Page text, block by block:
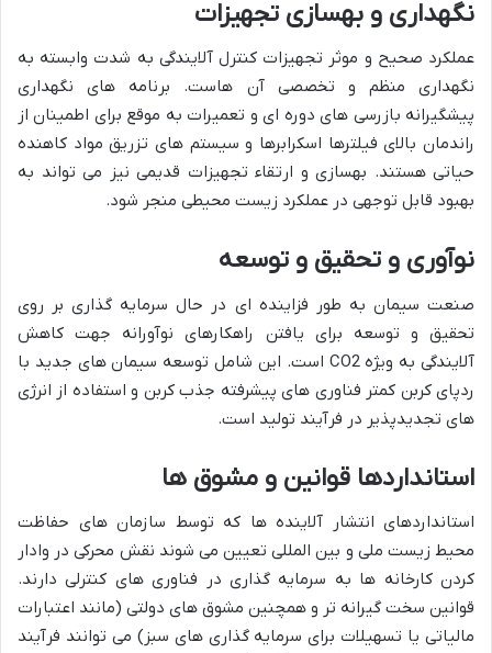
نگهداری و بهسازی تجهیزات
عملکرد صحیح و موثر تجهیزات کنترل آلایندگی به شدت وابسته به
نگهداری منظم و تخصصی آن هاست. برنامه های نگهداری
پیشگیرانه بازرسی های دوره ای و تعمیرات به موقع برای اطمینان از
راندمان بالای فیلترها اسکرابرها و سیستم های تزریق مواد کاهنده
حیاتی هستند. بهسازی و ارتقاء تجهیزات قدیمی نیز می تواند به
بهبود قابل توجهی در عملکرد زیست محیطی منجر شود.
نوآوری و تحقیق و توسعه
صنعت سیمان به طور فزاینده ای در حال سرمایه گذاری بر روی
تحقیق و توسعه برای یافتن راهکارهای نوآورانه جهت کاهش
آلایندگی به ویژه CO2 است. این شامل توسعه سیمان های جدید با
ردپای کربن کمتر فناوری های پیشرفته جذب کربن و استفاده از انرژی
های تجدیدپذیر در فرآیند تولید است.
استانداردها قوانین و مشوق ها
استانداردهای انتشار آلاینده ها که توسط سازمان های حفاظت
محیط زیست ملی و بین المللی تعیین می شوند نقش محرکی در وادار
کردن کارخانه ها به سرمایه گذاری در فناوری های کنترلی دارند.
قوانین سخت گیرانه تر و همچنین مشوق های دولتی (مانند اعتبارات
مالیاتی یا تسهیلات برای سرمایه گذاری های سبز) می توانند فرآیند